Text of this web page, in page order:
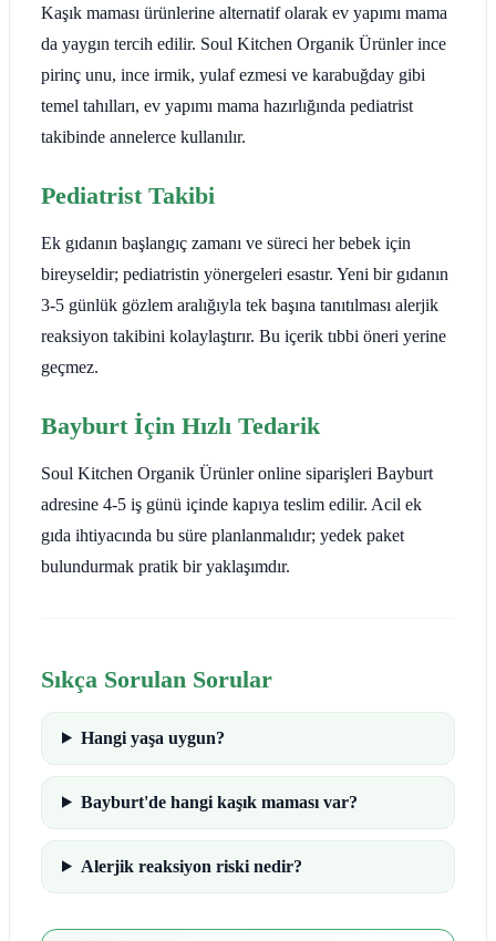
Kaşık maması ürünlerine alternatif olarak ev yapımı mama
da yaygın tercih edilir. Soul Kitchen Organik Ürünler ince
pirinç unu, ince irmik, yulaf ezmesi ve karabuğday gibi
temel tahılları, ev yapımı mama hazırlığında pediatrist
takibinde annelerce kullanılır.
Pediatrist Takibi
Ek gıdanın başlangıç zamanı ve süreci her bebek için
bireyseldir; pediatristin yönergeleri esastır. Yeni bir gıdanın
3-5 günlük gözlem aralığıyla tek başına tanıtılması alerjik
reaksiyon takibini kolaylaştırır. Bu içerik tıbbi öneri yerine
geçmez.
Bayburt İçin Hızlı Tedarik
Soul Kitchen Organik Ürünler online siparişleri Bayburt
adresine 4-5 iş günü içinde kapıya teslim edilir. Acil ek
gıda ihtiyacında bu süre planlanmalıdır; yedek paket
bulundurmak pratik bir yaklaşımdır.
Sıkça Sorulan Sorular
Hangi yaşa uygun?
Bayburt'de hangi kaşık maması var?
Alerjik reaksiyon riski nedir?